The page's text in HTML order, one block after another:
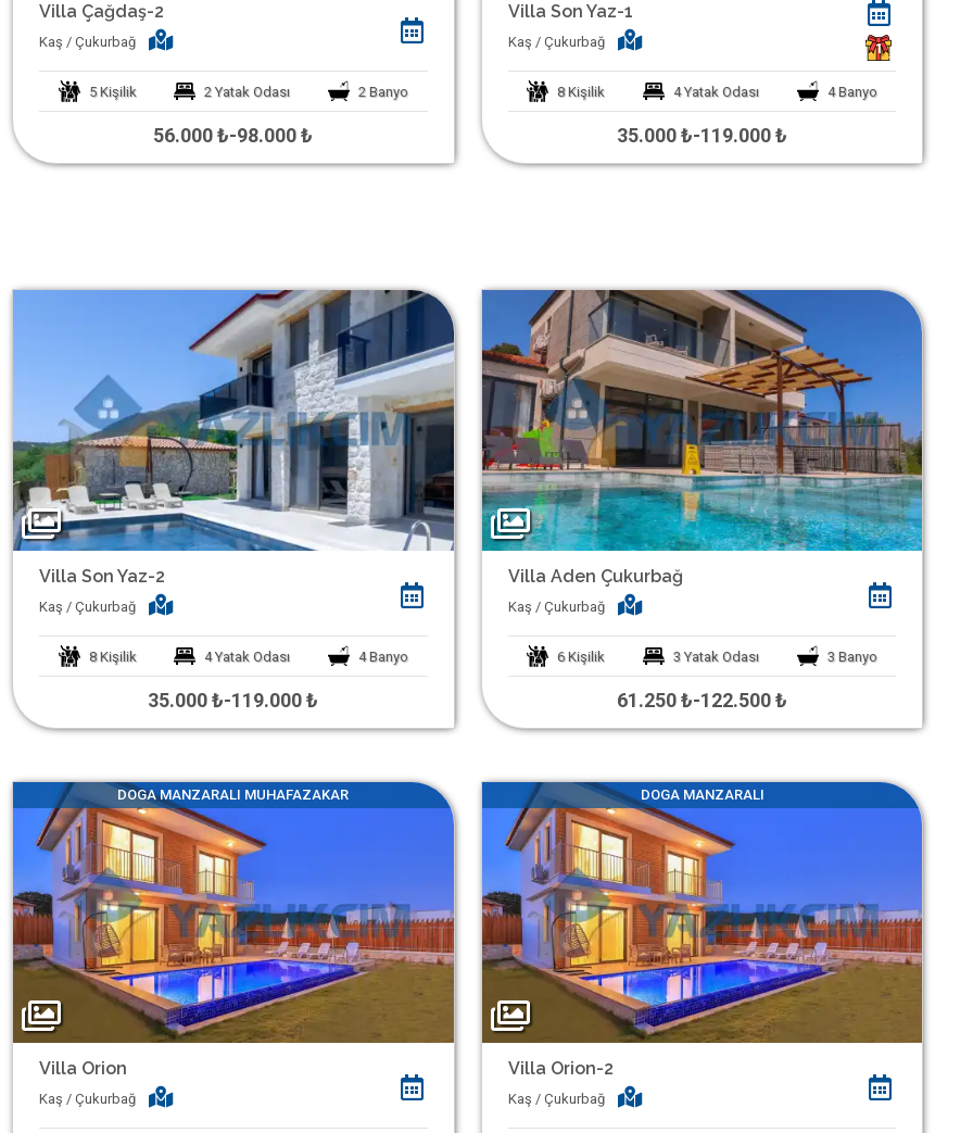
Villa Çağdaş-2
Kaş / Çukurbağ
5 Kişilik 2 Yatak Odası 2 Banyo
56.000 ₺-98.000 ₺
Villa Son Yaz-1
Kaş / Çukurbağ 1
8 Kişilik 4 Yatak Odası 4 Banyo
35.000 ₺-119.000 ₺
Villa Son Yaz-2
Kaş / Çukurbağ
8 Kişilik 4 Yatak Odası 4 Banyo
35.000 ₺-119.000 ₺
Villa Aden Çukurbağ
Kaş / Çukurbağ
6 Kişilik 3 Yatak Odası 3 Banyo
61.250 ₺-122.500 ₺
DOGA MANZARALI MUHAFAZAKAR
Villa Orion
Kaş / Çukurbağ
DOGA MANZARALI
Villa Orion-2
Kaş / Çukurbağ